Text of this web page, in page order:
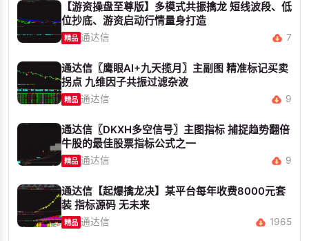
【游资操盘至尊版】多模式共振擒龙 短线波段、低
位抄底、游资启动行情量身打造
精品 通达信 7
通达信〖鹰眼AI+九天揽月〗主副图 精准标记买卖
拐点 九维因子共振过滤杂波
精品 通达信 9
通达信〖DKXH多空信号〗主图指标 捕捉趋势翻倍
牛股的最佳股票指标公式之一
精品 通达信 9
通达信【起爆擒龙决】某平台每年收费8000元套
装 指标源码 无未来
精品 通达信 1965